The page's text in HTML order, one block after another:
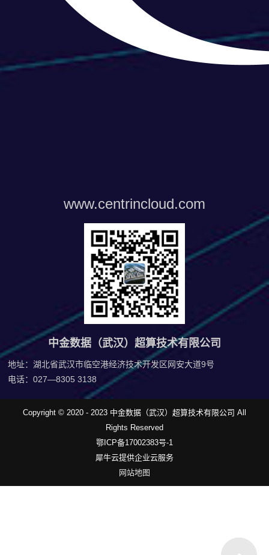
www.centrincloud.com
中金数据（武汉）超算技术有限公司
地址：湖北省武汉市临空港经济技术开发区网安大道9号
电话：027—8305 3138
Copyright © 2020 - 2023 中金数据（武汉）超算技术有限公司 All
Rights Reserved
鄂ICP备17002383号-1
犀牛云提供企业云服务
网站地图